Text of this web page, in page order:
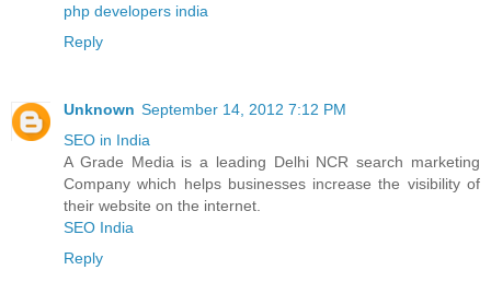
php developers india
Reply
Unknown September 14, 2012 7:12 PM
SEO in India
A Grade Media is a leading Delhi NCR search marketing
Company which helps businesses increase the visibility of
their website on the internet.
SEO India
Reply